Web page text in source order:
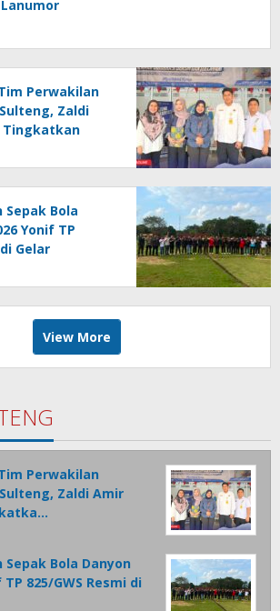
Lanumor
Perwakilan
Zaldi
Tingkatkan
Mal
Sepak Bola
Yonif TP
Gelar
View More
Perwakilan
Zaldi Amir
Bola Danyon
TP 825/GWS Resmi di